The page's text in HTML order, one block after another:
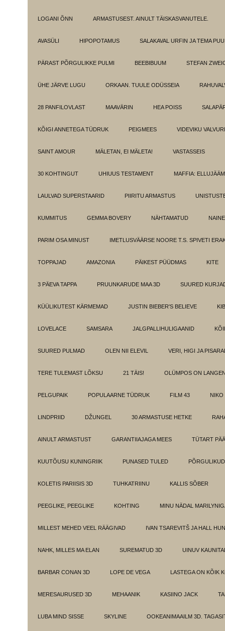
LOGANI ÕNN ARMASTUSEST. AINULT TÄISKASVANUTELE.
AVASÜLI HIPOPOTAMUS SALAKAVAL URFIN JA TEMA
PÄRAST PÕRGULIKKE PULMI BEEBIBUUM STEFAN
ÜHE JÄRVE LUGU ORKAAN. TUULE ODÜSSEIA
28 PANFILOVLAST MAAVÄRIN HEA POISS
KÕIGI ANNETEGA TÜDRUK PEIGMEES VIDEVIKU
SAINT AMOUR MÄLETAN, EI MÄLETA! VASTASSEIS
30 KOHTINGUT UHIUUS TESTAMENT MAFFIA:
LAULVAD SUPERSTAARID PIIRITU ARMASTUS
KUMMITUS GEMMA BOVERY NÄHTAMATUD
PARIM OSA MINUST IMETLUSVÄÄRSE NOORE T.S. SPIVETI
TOPPAJAD AMAZONIA PÄIKEST PÜÜDMAS KITE
3 PÄEVA TAPPA PRUUNKARUDE MAA 3D SUURED
KÜÜLIKUTEST KÄRMEMAD JUSTIN BIEBER'S BELIEVE
LOVELACE SAMSARA JALGPALLIHULIGAANID
SUURED PULMAD OLEN NII ELEVIL VERI, HIGI JA
TERE TULEMAST LÕKSU 21 TÄIS! OLÜMPOS ON
PELGUPAIK POPULAARNE TÜDRUK FILM 43 NIKO
LINDPRIID DŽUNGEL 30 ARMASTUSE HETKE
AINULT ARMASTUST GARANTIIAJAGA MEES TÜTART
KUUTÕUSU KUNINGRIIK PUNASED TULED
KOLETIS PARIISIS 3D TUHKATRIINU KALLIS SÕBER
PEEGLIKE, PEEGLIKE KOHTING MINU NÄDAL
MILLEST MEHED VEEL RÄÄGIVAD IVAN TSAREVITŠ JA HALL
NAHK, MILLES MA ELAN SUREMATUD 3D UINUV
BARBAR CONAN 3D LOPE DE VEGA LASTEGA ON KÕIK
MERESAURUSED 3D MEHAANIK KASIINO JACK
LUBA MIND SISSE SKYLINE OOKEANIMAAILM 3D.